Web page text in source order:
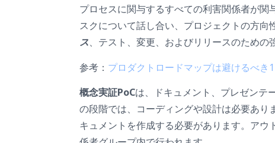
プロセスに関与するすべての利害関係者が
スクについて話し合い、プロジェクトの方向
ス、テスト、変更、およびリリースのための
参考： プロダクトロードマップは避けるべき
概念実証PoCは、ドキュメント、プレゼンテ
の段階では、コーディングや設計は必要あり
キュメントを作成する必要があります。ア